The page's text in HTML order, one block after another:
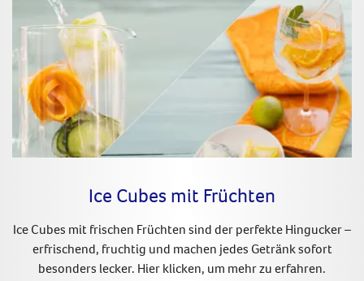
Ice Cubes mit Früchten
Ice Cubes mit frischen Früchten sind der perfekte Hingucker –
erfrischend, fruchtig und machen jedes Getränk sofort
besonders lecker. Hier klicken, um mehr zu erfahren.